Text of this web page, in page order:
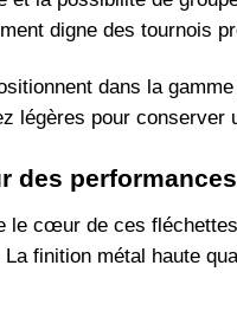
digne des tournois
dans la
légères pour conserver
des
le cœur de ces
finition métal haute